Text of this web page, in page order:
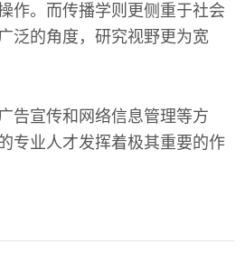
作。而传播学则更侧重于社会
泛的角度，研究视野更为宽
告宣传和网络信息管理等方
专业人才发挥着极其重要的作